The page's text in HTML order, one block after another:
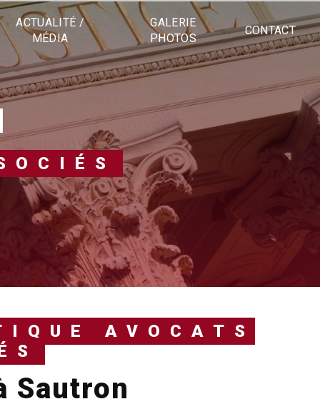
ACTUALITÉ /
MÉDIA
GALERIE
PHOTOS
CONTACT
AVOCATS
Sautron